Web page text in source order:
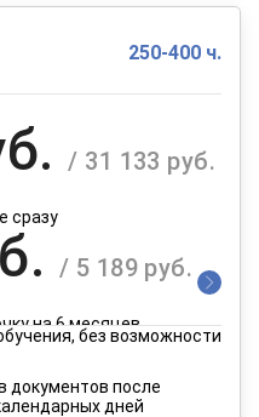
250-400 ч.
/ 31 133 руб.
сразу
/ 5 189 руб.
на 6 месяцев
без возможности
документов после
дней